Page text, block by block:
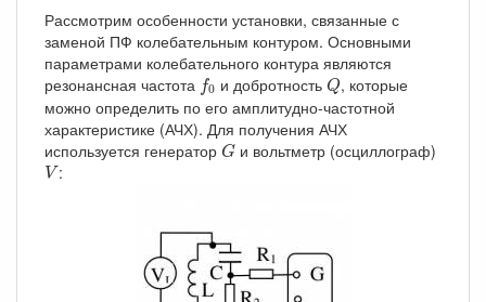
Рассмотрим особенности установки, связанные с
заменой ПФ колебательным контуром. Основными
параметрами колебательного контура являются
резонансная частота f0
f0 и добротность Q
Q, которые
можно определить по его амплитудно-частотной
характеристике (АЧХ). Для получения АЧХ
используется генератор G
G и вольтметр (осциллограф)
V
V: